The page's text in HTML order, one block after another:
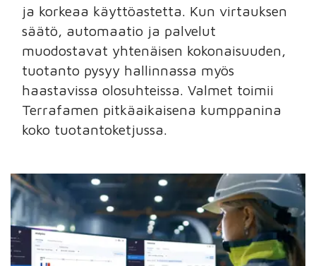
ja korkeaa käyttöastetta. Kun virtauksen
säätö, automaatio ja palvelut
muodostavat yhtenäisen kokonaisuuden,
tuotanto pysyy hallinnassa myös
haastavissa olosuhteissa. Valmet toimii
Terrafamen pitkäaikaisena kumppanina
koko tuotantoketjussa.